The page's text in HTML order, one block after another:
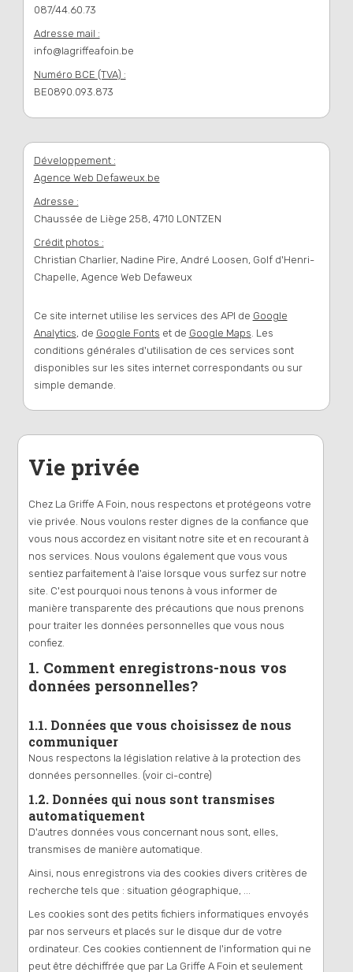
087/44.60.73
Adresse mail :
info@lagriffeafoin.be
Numéro BCE (TVA) :
BE0890.093.873
Développement :
Agence Web Defaweux.be
Adresse :
Chaussée de Liège 258, 4710 LONTZEN
Crédit photos :
Christian Charlier, Nadine Pire, André Loosen, Golf d'Henri-
Chapelle, Agence Web Defaweux
Ce site internet utilise les services des API de Google
Analytics, de Google Fonts et de Google Maps . Les
conditions générales d'utilisation de ces services sont
disponibles sur les sites internet correspondants ou sur
simple demande.
Vie privée
Chez La Griffe A Foin, nous respectons et protégeons votre
vie privée. Nous voulons rester dignes de la confiance que
vous nous accordez en visitant notre site et en recourant à
nos services. Nous voulons également que vous vous
sentiez parfaitement à l'aise lorsque vous surfez sur notre
site. C'est pourquoi nous tenons à vous informer de
manière transparente des précautions que nous prenons
pour traiter les données personnelles que vous nous
confiez.
1. Comment enregistrons-nous vos
données personnelles?
1.1. Données que vous choisissez de nous
communiquer
Nous respectons la législation relative à la protection des
données personnelles. (voir ci-contre)
1.2. Données qui nous sont transmises
automatiquement
D'autres données vous concernant nous sont, elles,
transmises de manière automatique.
Ainsi, nous enregistrons via des cookies divers critères de
recherche tels que : situation géographique, ...
Les cookies sont des petits fichiers informatiques envoyés
par nos serveurs et placés sur le disque dur de votre
ordinateur. Ces cookies contiennent de l'information qui ne
peut être déchiffrée que par La Griffe A Foin et seulement